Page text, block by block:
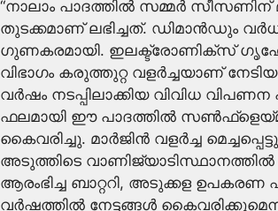
“നാലാം പാദത്തിൽ സമ്മർ സീസണിന്
തുടക്കമാണ് ലഭിച്ചത്. ഡിമാൻഡും
ഗുണകരമായി. ഇലക്ട്രോണിക്സ്
വിഭാഗം കരുത്തുറ്റ വളർച്ചയാണ്
വർഷം നടപ്പിലാക്കിയ വിവിധ
ഫലമായി ഈ പാദത്തിൽ സൺഫ്ളെയ്മും
കൈവരിച്ചു. മാർജിൻ വളർച്ച
അടുത്തിടെ വാണിജ്യാടിസ്ഥാനത്തിൽ
ആരംഭിച്ച ബാറ്ററി, അടുക്കള ഉപകരണ
വർഷത്തിൽ നേട്ടങ്ങൾ